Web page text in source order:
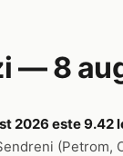
— 8
2026 este 9.42
(Petrom,